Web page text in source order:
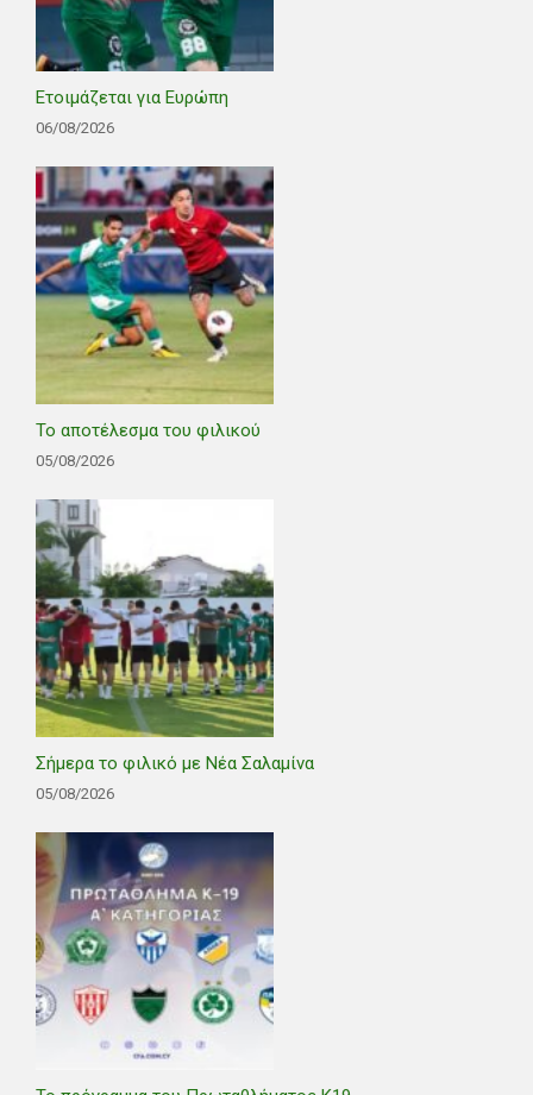
Ετοιμάζεται για Ευρώπη
06/08/2026
Το αποτέλεσμα του φιλικού
05/08/2026
Σήμερα το φιλικό με Νέα Σαλαμίνα
05/08/2026